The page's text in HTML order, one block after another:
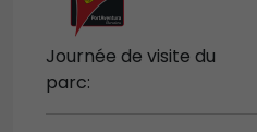
Journée de visite du
parc: